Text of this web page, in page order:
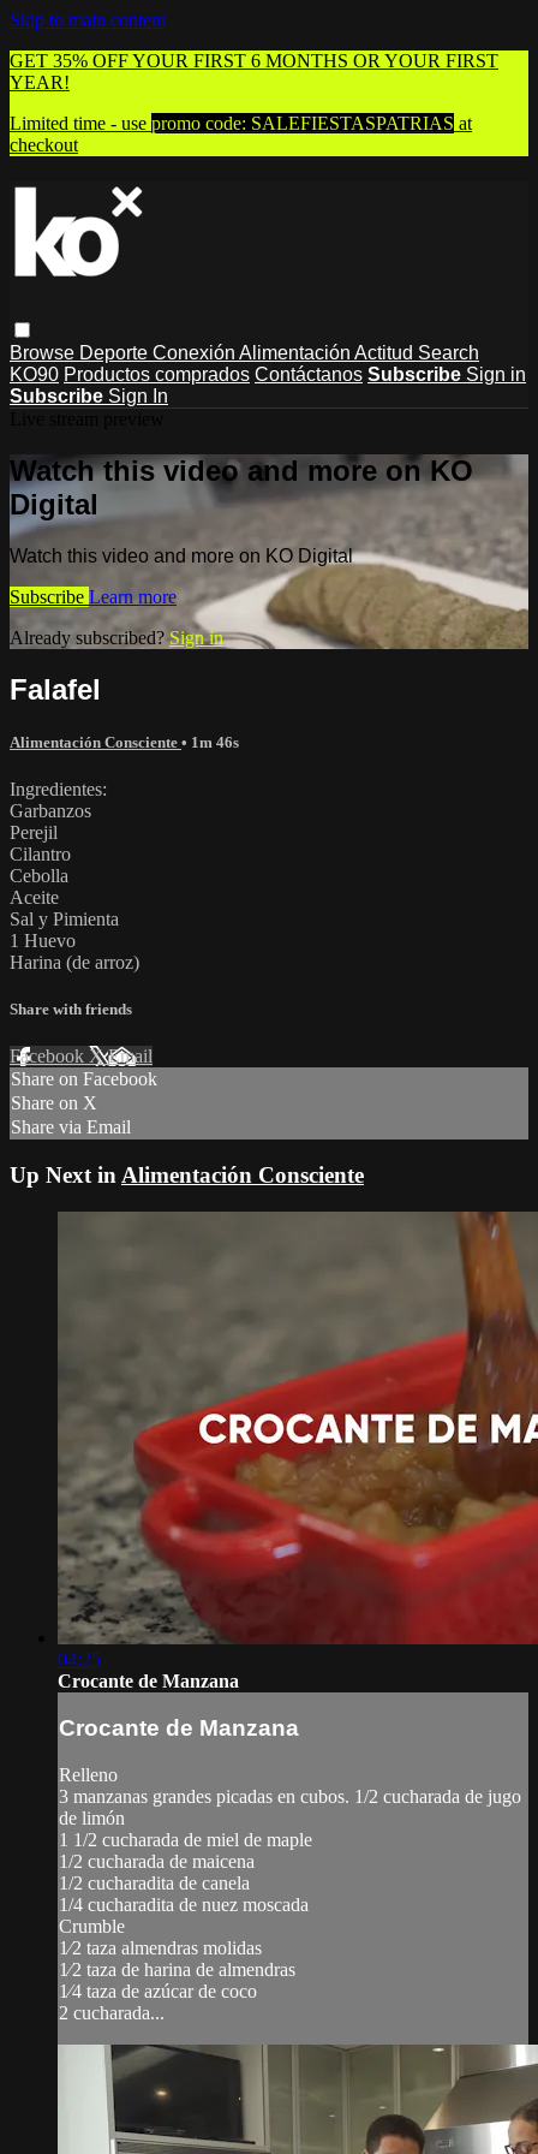
Skip to main content
GET 35% OFF YOUR FIRST 6 MONTHS OR YOUR FIRST
YEAR!
Limited time - use promo code: SALEFIESTASPATRIAS at
checkout
Browse Deporte Conexión Alimentación Actitud Search
KO90 Productos comprados Contáctanos Subscribe Sign in
Subscribe Sign In
Watch this video and more on KO
Digital
Watch this video and more on KO Digital
Subscribe Learn more
Already subscribed?Sign in
Falafel
Alimentación Consciente • 1m 46s
Ingredientes:
Garbanzos
Perejil
Cilantro
Cebolla
Aceite
Sal y Pimienta
1 Huevo
Harina (de arroz)
Share with friends
Facebook XEmail
Share on Facebook
Share on X
Share via Email
Up Next in Alimentación Consciente
04:25
Crocante de Manzana
Crocante de Manzana
Relleno
3 manzanas grandes picadas en cubos. 1/2 cucharada de jugo
de limón
1 1/2 cucharada de miel de maple
1/2 cucharada de maicena
1/2 cucharadita de canela
1/4 cucharadita de nuez moscada
Crumble
1⁄2 taza almendras molidas
1⁄2 taza de harina de almendras
1⁄4 taza de azúcar de coco
2 cucharada...